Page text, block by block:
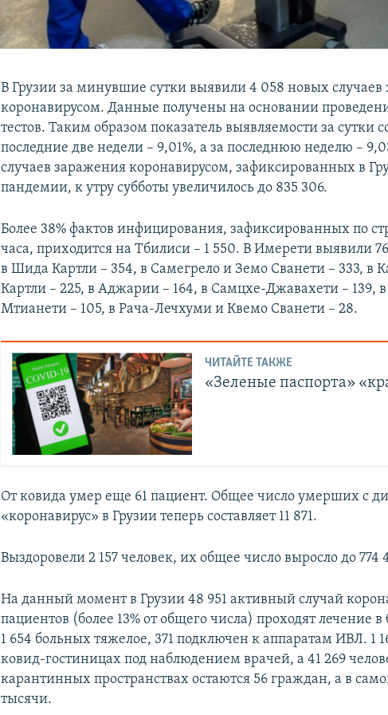
В Грузии за минувшие сутки выявили 4 058 новых случаев
коронавирусом. Данные получены на основании
тестов. Таким образом показатель выявляемости за сутки
последние две недели – 9,01%, а за последнюю неделю –
случаев заражения коронавирусом, зафиксированных в
пандемии, к утру субботы увеличилось до 835 306.
Более 38% фактов инфицирования, зафиксированных по
часа, приходится на Тбилиси – 1 550. В Имерети выявили
в Шида Картли – 354, в Самегрело и Земо Сванети – 333, в
Картли – 225, в Аджарии – 164, в Самцхе-Джавахети – 139,
Мтианети – 105, в Рача-Лечхуми и Квемо Сванети – 28.
ЧИТАЙТЕ ТАКЖЕ
«Зеленые паспорта»
От ковида умер еще 61 пациент. Общее число умерших с
«коронавирус» в Грузии теперь составляет 11 871.
Выздоровели 2 157 человек, их общее число выросло до 774
На данный момент в Грузии 48 951 активный случай
пациентов (более 13% от общего числа) проходят лечение
1 654 больных тяжелое, 371 подключен к аппаратам ИВЛ. 1
ковид-гостиницах под наблюдением врачей, а 41 269
карантинных пространствах остаются 56 граждан, а в
тысячи.